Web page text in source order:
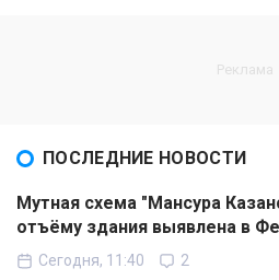
ПОСЛЕДНИЕ НОВОСТИ
Мутная схема "Мансура
отъёму здания выявлена в
Сегодня, 11:40 2